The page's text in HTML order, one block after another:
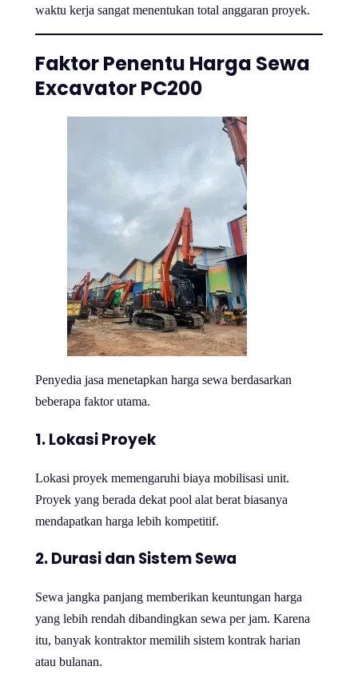
waktu kerja sangat menentukan total anggaran proyek.
Faktor Penentu Harga Sewa
Excavator PC200
Penyedia jasa menetapkan harga sewa berdasarkan
beberapa faktor utama.
1. Lokasi Proyek
Lokasi proyek memengaruhi biaya mobilisasi unit.
Proyek yang berada dekat pool alat berat biasanya
mendapatkan harga lebih kompetitif.
2. Durasi dan Sistem Sewa
Sewa jangka panjang memberikan keuntungan harga
yang lebih rendah dibandingkan sewa per jam. Karena
itu, banyak kontraktor memilih sistem kontrak harian
atau bulanan.